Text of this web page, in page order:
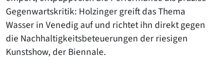
Gegenwartskritik: Holzinger greift das Thema
Wasser in Venedig auf und richtet ihn direkt gegen
die Nachhaltigkeitsbeteuerungen der riesigen
Kunstshow, der Biennale.